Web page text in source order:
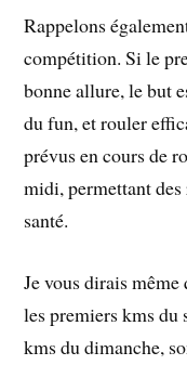
Rappelons
compétition. Si le
bonne allure, le but
du fun, et rouler
prévus en cours de
midi, permettant
santé.
Je vous dirais
les premiers kms du
kms du dimanche,